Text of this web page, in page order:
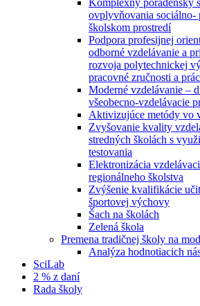
Komplexný poradenský
ovplyvňovania
školskom prostredí
Podpora profesijnej
odborné vzdelávanie a
rozvoja polytechnickej
pracovné zručnosti a
Moderné vzdelávanie –
všeobecno-vzdelávacie
Aktivizujúce metódy vo
Zvyšovanie kvality
stredných školách s
testovania
Elektronizácia
regionálneho školstva
Zvýšenie kvalifikácie
športovej výchovy
Šach na školách
Zelená škola
Premena tradičnej školy na
Analýza hodnotiacich
SciLab
2 % z daní
Rada školy